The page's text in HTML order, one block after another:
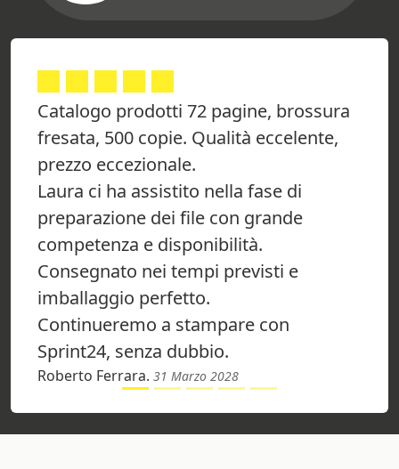
Catalogo prodotti 72 pagine, brossura
fresata, 500 copie. Qualità eccelente,
prezzo eccezionale.
Laura ci ha assistito nella fase di
preparazione dei file con grande
competenza e disponibilità.
Consegnato nei tempi previsti e
imballaggio perfetto.
Continueremo a stampare con
Sprint24, senza dubbio.
Roberto Ferrara. 31 Marzo 2028